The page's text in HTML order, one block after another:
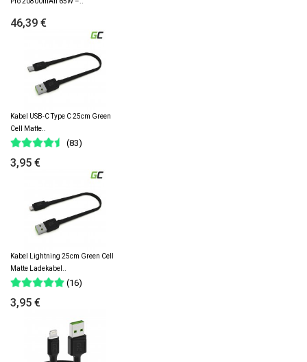
46,39 €
Kabel USB-C Type C 25cm Green
Cell Matte..
(83)
3,95 €
Kabel Lightning 25cm Green Cell
Matte Ladekabel..
(16)
3,95 €